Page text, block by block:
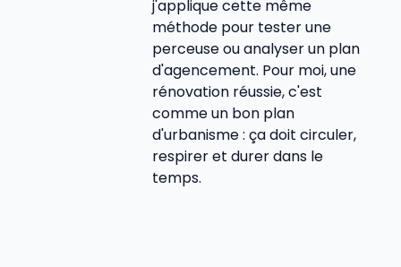
j'applique cette même
méthode pour tester une
perceuse ou analyser un plan
d'agencement. Pour moi, une
rénovation réussie, c'est
comme un bon plan
d'urbanisme : ça doit circuler,
respirer et durer dans le
temps.